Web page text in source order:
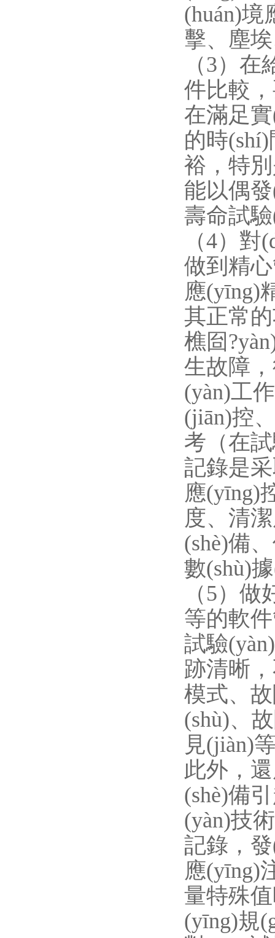
(huán)境
擊、塵
（3）
件比較
在滿足
的時
裕，
能以偶發
壽命試
（4）對
做到精心
應(yīng)
其正常
樵囼
生故障
(yàn)工作
(jiān)控
考（在試
記錄是
應(yīng)
度、清潔
(shè)備
數(shù)據
（5）做
等的軟件
試驗(yàn)
跡清晰，
模式、
(shù)
見(jiàn)等
此外
(shè)備
(yàn)技
記錄
應(yīng)
量特殊
(yīng)規